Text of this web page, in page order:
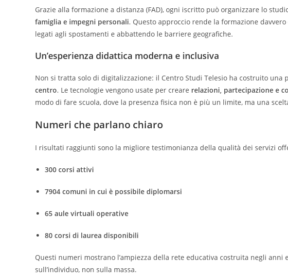
Grazie alla formazione a distanza (FAD), ogni iscritto può organizzare lo
famiglia e impegni personali. Questo approccio rende la formazione davvero
legati agli spostamenti e abbattendo le barriere geografiche.
Un’esperienza didattica moderna e inclusiva
Non si tratta solo di digitalizzazione: il Centro Studi Telesio ha costruito una
centro. Le tecnologie vengono usate per creare relazioni, partecipazione e
modo di fare scuola, dove la presenza fisica non è più un limite, ma una
Numeri che parlano chiaro
I risultati raggiunti sono la migliore testimonianza della qualità dei servizi
300 corsi attivi
7904 comuni in cui è possibile diplomarsi
65 aule virtuali operative
80 corsi di laurea disponibili
Questi numeri mostrano l’ampiezza della rete educativa costruita negli anni
sull’individuo, non sulla massa.